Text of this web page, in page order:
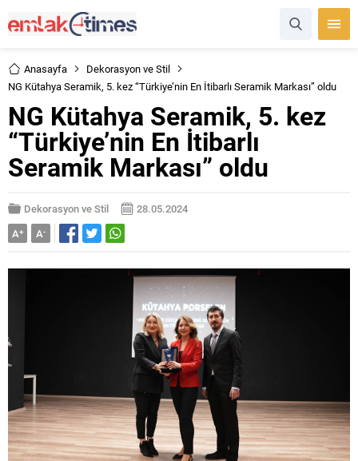
Anasayfa
Dekorasyon ve Stil
NG Kütahya Seramik, 5. kez “Türkiye’nin En İtibarlı Seramik Markası” oldu
NG Kütahya Seramik, 5. kez
“Türkiye’nin En İtibarlı
Seramik Markası” oldu
Dekorasyon ve Stil
28.05.2024
A+ A-